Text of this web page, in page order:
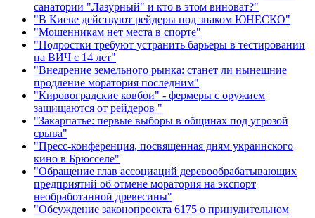
санатории "Лазурный" и кто в этом виноват?"
"В Киеве действуют рейдеры под знаком ЮНЕСКО"
"Мошенникам нет места в спорте"
"Подростки требуют устранить барьеры в тестировании
на ВИЧ с 14 лет"
"Внедрение земельного рынка: станет ли нынешние
продление моратория последним"
"Кировоградские ковбои" - фермеры с оружием
защищаются от рейдеров "
"Закарпатье: первые выборы в общинах под угрозой
срыва"
"Пресс-конференция, посвященная дням украинского
кино в Брюсселе"
"Обращение глав ассоциаций деревообрабатывающих
предприятий об отмене моратория на экспорт
необработанной древесины"
"Обсуждение законопроекта 6175 о принудительном